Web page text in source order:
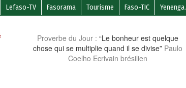
Lefaso-TV Fasorama Tourisme Faso-TIC
Proverbe du Jour : “Le bonheur est quelque
chose qui se multiplie quand il se divise” Paulo
Coelho Ecrivain brésilien